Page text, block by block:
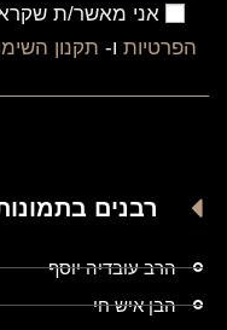
אני מאשר/ת
הפרטיות ו- תקנון
רבנים
הרב עובדיה יוסף
הבן איש חי